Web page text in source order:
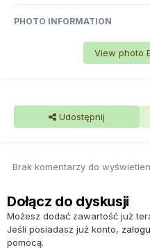
PHOTO INFORMATION
View photo
Udostępnij
Brak komentarzy do
Dołącz do dyskusji
Możesz dodać zawartość już
Jeśli posiadasz już konto,
pomocą.